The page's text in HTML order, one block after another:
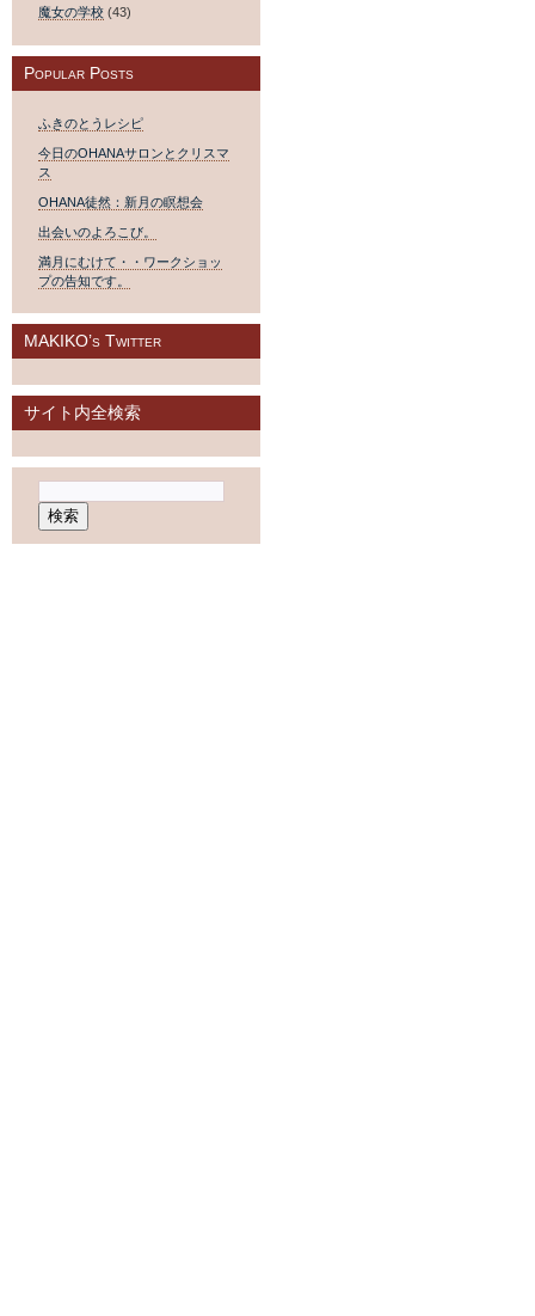
魔女の学校 (43)
Popular Posts
ふきのとうレシピ
今日のOHANAサロンとクリスマ
ス
OHANA徒然：新月の瞑想会
出会いのよろこび。
満月にむけて・・ワークショッ
プの告知です。
MAKIKO’s Twitter
サイト内全検索